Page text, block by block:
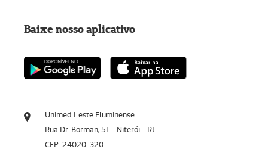
Unimed Leste Fluminense
Rua Dr. Borman, 51 - Niterói - RJ
CEP: 24020-320
Baixe nosso aplicativo